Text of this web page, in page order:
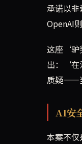
承诺以
OpenAI
这座‘驴
出：‘在
质疑——
AI安
本案不